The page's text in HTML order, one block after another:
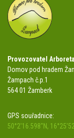
Provozovatel
Domov pod hradem
Žampach č.p.1
564 01 Žamberk
GPS souřadnice:
50°2'16.598"N,